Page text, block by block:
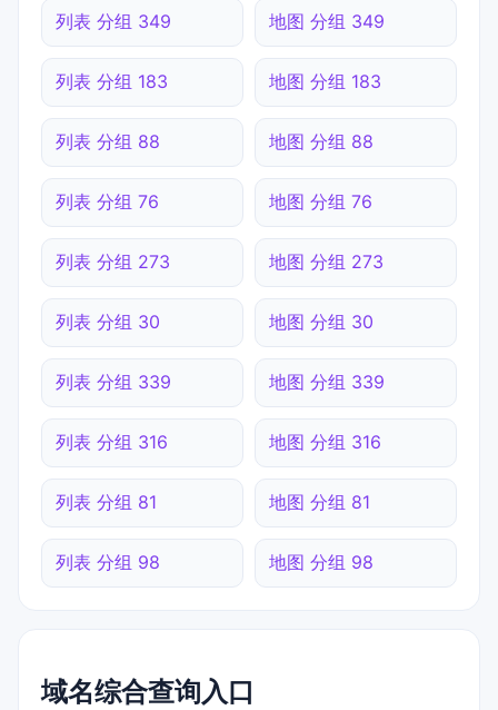
列表 分组 349 地图 分组 349
列表 分组 183 地图 分组 183
列表 分组 88 地图 分组 88
列表 分组 76 地图 分组 76
列表 分组 273 地图 分组 273
列表 分组 30 地图 分组 30
列表 分组 339 地图 分组 339
列表 分组 316 地图 分组 316
列表 分组 81 地图 分组 81
列表 分组 98 地图 分组 98
域名综合查询入口